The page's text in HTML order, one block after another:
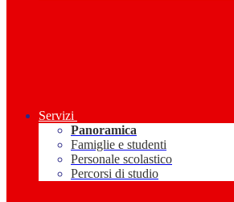
Servizi
Panoramica
Famiglie e studenti
Personale scolastico
Percorsi di studio